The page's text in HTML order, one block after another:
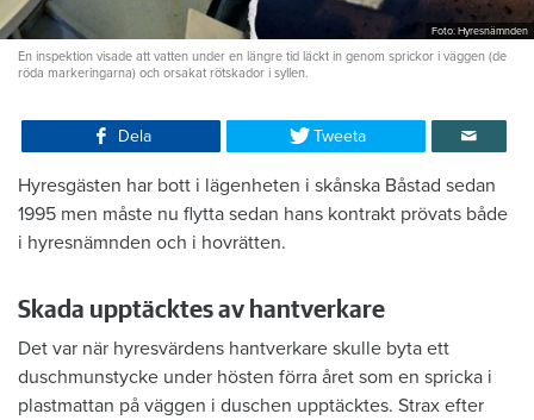
Foto: Hyresnämnden
En inspektion visade att vatten under en längre tid läckt in genom sprickor i väggen (de
röda markeringarna) och orsakat rötskador i syllen.
Dela Tweeta
Hyresgästen har bott i lägenheten i skånska Båstad sedan
1995 men måste nu flytta sedan hans kontrakt prövats både
i hyresnämnden och i hovrätten.
Skada upptäcktes av hantverkare
Det var när hyresvärdens hantverkare skulle byta ett
duschmunstycke under hösten förra året som en spricka i
plastmattan på väggen i duschen upptäcktes. Strax efter